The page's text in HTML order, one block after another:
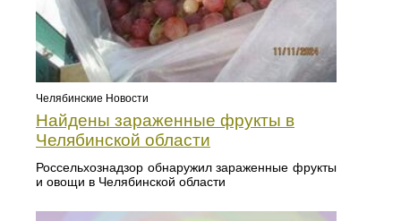
Челябинские Новости
Найдены зараженные фрукты в
Челябинской области
Россельхознадзор обнаружил зараженные фрукты
и овощи в Челябинской области